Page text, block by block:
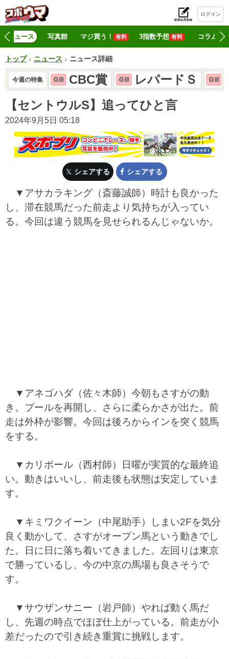
ログイン
ニュース 写真館 マジ買う！ 有料 3指数予想 有料 コラム
トップ ニュース ニュース詳細
今週の特集 GⅢ CBC賞 GⅢ レパードＳ GⅢ
【セントウルS】追ってひと言
2024年9月5日 05:18
シェアする シェアする
▼アサカラキング（斎藤誠師）時計も良かった
し、滞在競馬だった前走より気持ちが入ってい
る。今回は違う競馬を見せられるんじゃないか。
▼アネゴハダ（佐々木師）今朝もさすがの動
き。プールを再開し、さらに柔らかさが出た。前
走は外枠が影響。今回は後ろからインを突く競馬
をする。
▼カリボール（西村師）日曜が実質的な最終追
い。動きはいいし、前走後も状態は安定していま
す。
▼キミワクイーン（中尾助手）しまい2Fを気分
良く動かして、さすがオープン馬という動きでし
た。日に日に落ち着いてきました。左回りは東京
で勝っているし、今の中京の馬場も良さそうで
す。
▼サウザンサニー（岩戸師）やれば動く馬だ
し、先週の時点でほぼ仕上がっている。前走が小
差だったので引き続き重賞に挑戦します。